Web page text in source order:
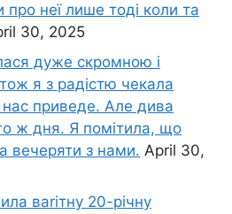
неї лише тоді коли та
30, 2025
дуже скромною і
я з радістю чекала
нас приведе. Але дива
ж дня. Я помітила, що
вечеряти з нами. April 30,
ваrітну 20-річну